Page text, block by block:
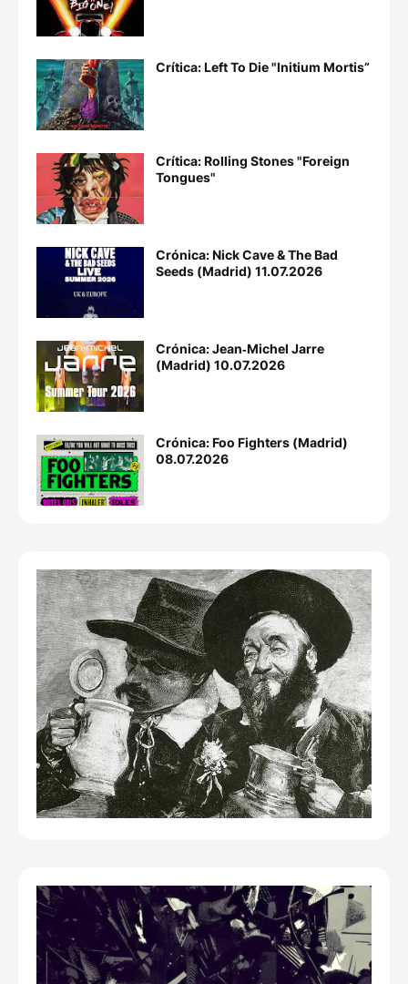
Crítica: Left To Die "Initium Mortis”
Crítica: Rolling Stones "Foreign
Tongues"
Crónica: Nick Cave & The Bad
Seeds (Madrid) 11.07.2026
Crónica: Jean‐Michel Jarre
(Madrid) 10.07.2026
Crónica: Foo Fighters (Madrid)
08.07.2026